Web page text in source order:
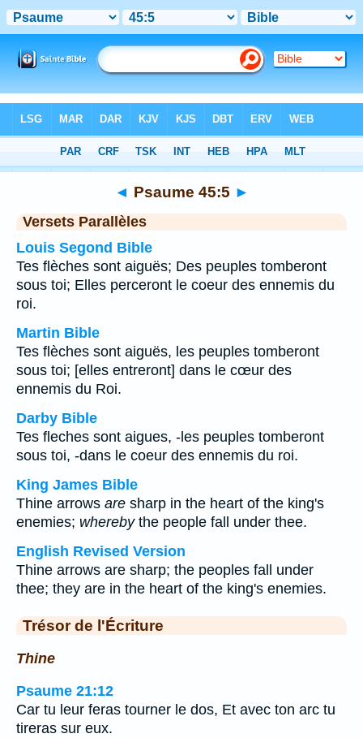
Chapitre 45> Verset 5
◄ Psaume 45:5 ►
Versets Parallèles
Louis Segond Bible
Tes flèches sont aiguës; Des peuples tomberont
sous toi; Elles perceront le coeur des ennemis du
roi.
Martin Bible
Tes flèches sont aiguës, les peuples tomberont
sous toi; [elles entreront] dans le cœur des
ennemis du Roi.
Darby Bible
Tes fleches sont aigues, -les peuples tomberont
sous toi, -dans le coeur des ennemis du roi.
King James Bible
Thine arrows are sharp in the heart of the king's
enemies; wherebythe people fall under thee.
English Revised Version
Thine arrows are sharp; the peoples fall under
thee; they are in the heart of the king's enemies.
Trésor de l'Écriture
Thine
Psaume 21:12
Car tu leur feras tourner le dos, Et avec ton arc tu
tireras sur eux.